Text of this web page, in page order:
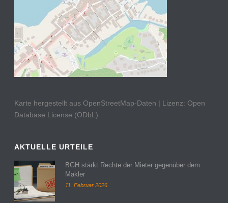
Karte hergestellt aus OpenStreetMap-Daten | Lizenz: Open
Database License (ODbL)
AKTUELLE URTEILE
BGH stärkt Rechte der Mieter gegenüber dem
Makler
11. Februar 2026